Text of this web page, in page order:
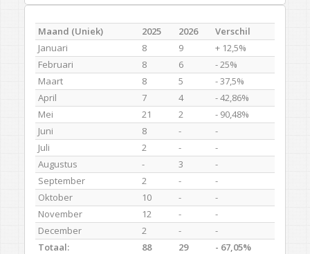
Maand (Uniek) 2025 2026
Verschil
Januari
8 9
+ 12,5%
Februari
8 6
- 25%
Maart
8 5
- 37,5%
April
7 4
- 42,86%
Mei
21 2
- 90,48%
Juni
8 -
-
Juli
2 -
-
Augustus
- 3
-
September
2 -
-
Oktober
10 -
-
November
12 -
-
December
2 -
-
Totaal:
88 29 - 67,05%